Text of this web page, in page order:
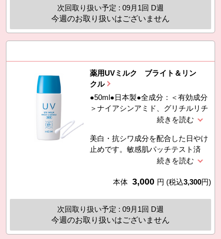
（精製水、ＢＧ含有）、ゲットウ葉
エキス（精製水、ＢＧ含有）、グル
次回取り扱い予定 : 09月1回 D週
今週のお取り扱いはございません
薬用UVミルク ブライト＆リン
クル
●50ml●日本製●全成分：＜有効成分
＞ナイアシンアミド、グリチルリチ
ン酸ジカリウム＜その他の成分＞デ
精製水、トリ２−エチルヘキサン酸
グリセリル、メチルフェニルポリシ
ロキサン、含水ケイ酸、トリポリヒ
スリチル、低温焼成酸化亜鉛、微粒
リコール、ツボクサエキス、オウゴ
ンエキス、イタドリエキス、カンゾ
美白・抗シワ成分を配合した日やけ
止めです。敏感肌パッチテスト済
み。スティンギングテスト済み。
した時の皮膚への刺激（ピリピリ・
す。）※すべての方に皮膚刺激が起
きないというわけではありません。
落とす際はクレンジング剤をご使用
ください。・SPF50+ PA++++ Ｕ
本体 3,000 円 (税込3,300円)
次回取り扱い予定 : 09月1回 D週
今週のお取り扱いはございません